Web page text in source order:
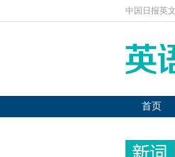
中国日报英
首页